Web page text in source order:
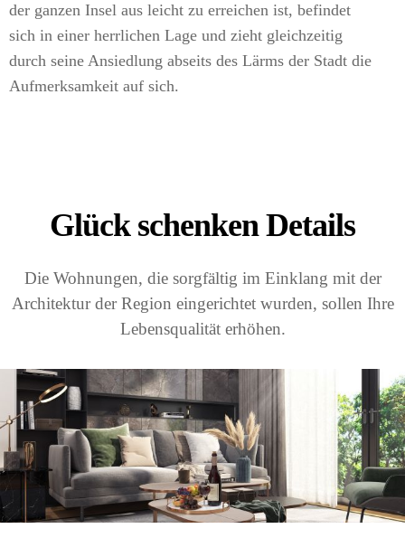
der ganzen Insel aus leicht zu erreichen ist, befindet
sich in einer herrlichen Lage und zieht gleichzeitig
durch seine Ansiedlung abseits des Lärms der Stadt die
Aufmerksamkeit auf sich.
Glück schenken Details
Die Wohnungen, die sorgfältig im Einklang mit der
Architektur der Region eingerichtet wurden, sollen Ihre
Lebensqualität erhöhen.